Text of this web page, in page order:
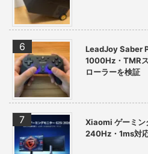
LeadJoy Saber
1000Hz・TMR
ローラーを検証
Xiaomi ゲーミン
240Hz・1ms対